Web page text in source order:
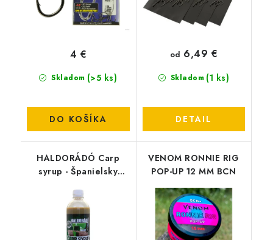
Skladom (>5 ks)
4 €
DO KOŠÍKA
Skladom (1 ks)
od 6,49 €
DETAIL
HALDORÁDÓ Carp
syrup - Španielsky
VENOM RONNIE RIG
POP-UP 12 MM BCN